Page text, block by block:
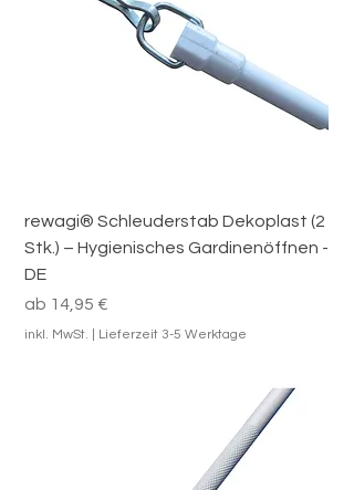
rewagi® Schleuderstab Dekoplast (2
Stk.) – Hygienisches Gardinenöffnen -
DE
ab 14,95 €
Sale-Preis
inkl. MwSt. Lieferzeit 3-5 Werktage